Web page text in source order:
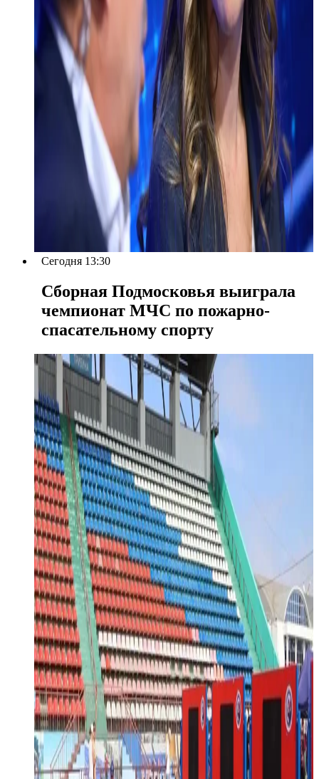
Сегодня 13:30
Сборная Подмосковья выиграла
чемпионат МЧС по пожарно-
спасательному спорту